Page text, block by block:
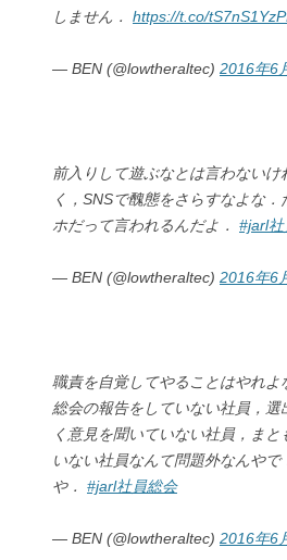
しません． https://t.co/
— BEN (@lowtheraltec) 2016年6
前入りして遊ぶなとは言わない
く，SNSで醜態をさらすなよな
ホだって言われるんだよ． #jarl社
— BEN (@lowtheraltec) 2016年6
職責を自覚してやることはやれよ
総会の報告をしていない社員，
く意見を聞いていない社員，ま
いない社員なんて問題外なんや
や． #jarl社員総会
— BEN (@lowtheraltec) 2016年6